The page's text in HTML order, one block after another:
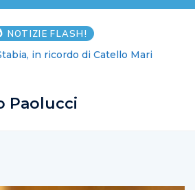
NOTIZIE FLASH!
in ricordo di Catello Mari
Paolucci